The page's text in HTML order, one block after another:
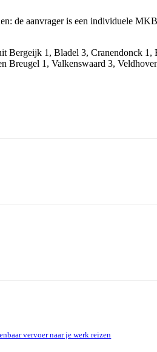
de aanvrager is een individuele
Bergeijk 1, Bladel 3, Cranendonck
1, Valkenswaard 3,
vervoer naar je werk reizen